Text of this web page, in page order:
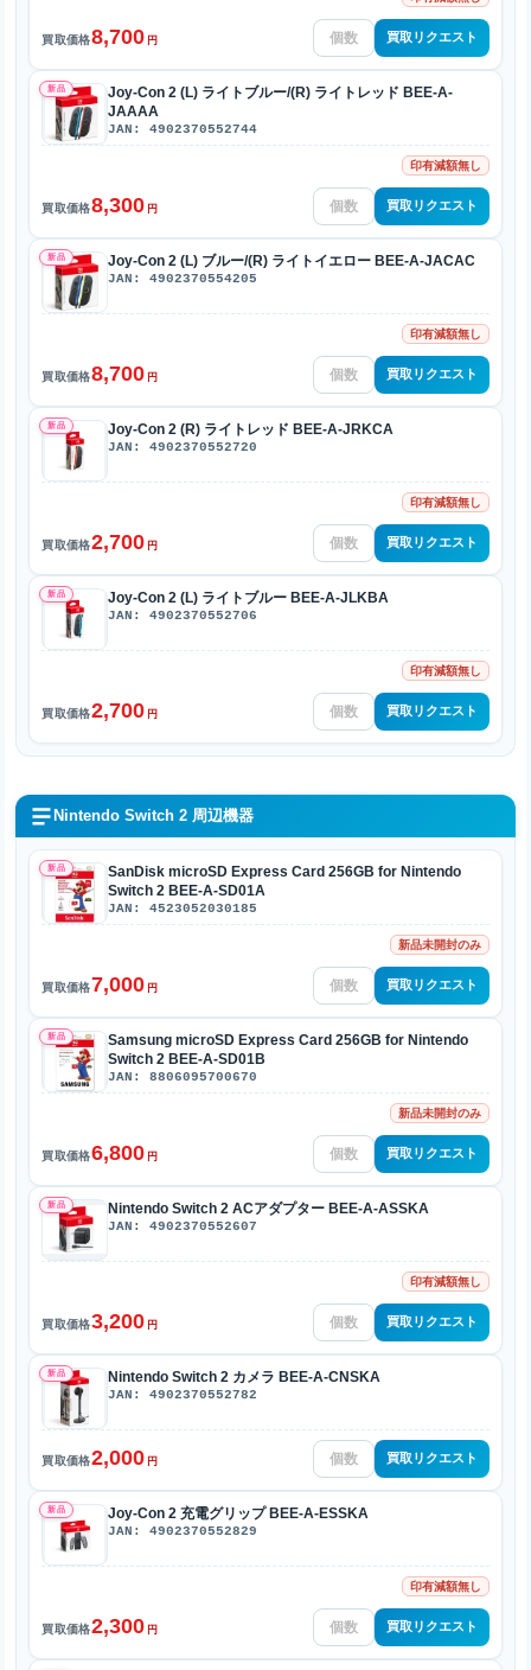
買取価格8,700 円 買取リクエスト
新品
Joy-Con 2 (L) ライトブルー/(R) ライトレッド BEE-A-
JAAAA
JAN: 4902370552744
印有減額無し
買取価格8,300 円 買取リクエスト
新品 Joy-Con 2 (L) ブルー/(R) ライトイエロー BEE-A-JACAC
JAN: 4902370554205
印有減額無し
買取価格8,700 円 買取リクエスト
新品 Joy-Con 2 (R) ライトレッド BEE-A-JRKCA
JAN: 4902370552720
印有減額無し
買取価格2,700 円 買取リクエスト
新品 Joy-Con 2 (L) ライトブルー BEE-A-JLKBA
JAN: 4902370552706
印有減額無し
買取価格2,700 円 買取リクエスト
Nintendo Switch 2 周辺機器
新品
SanDisk microSD Express Card 256GB for Nintendo
Switch 2 BEE-A-SD01A
JAN: 4523052030185
新品未開封のみ
買取価格7,000 円 買取リクエスト
新品
Samsung microSD Express Card 256GB for Nintendo
Switch 2 BEE-A-SD01B
JAN: 8806095700670
新品未開封のみ
買取価格6,800 円 買取リクエスト
新品 Nintendo Switch 2 ACアダプター BEE-A-ASSKA
JAN: 4902370552607
印有減額無し
買取価格3,200 円 買取リクエスト
新品 Nintendo Switch 2 カメラ BEE-A-CNSKA
JAN: 4902370552782
買取価格2,000 円 買取リクエスト
新品 Joy-Con 2 充電グリップ BEE-A-ESSKA
JAN: 4902370552829
印有減額無し
買取価格2,300 円 買取リクエスト